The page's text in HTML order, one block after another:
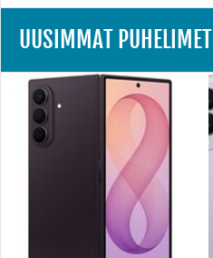
UUSIMMAT PUHELIMET